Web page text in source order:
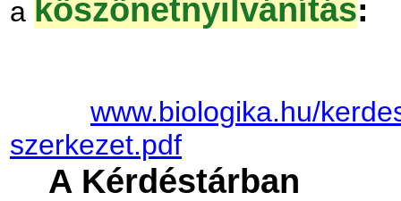
a köszönetnyilvánítás:
www.biologika.hu/
szerkezet.pdf
A Kérdéstárban